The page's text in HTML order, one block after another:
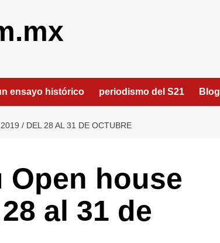
ensayo histórico periodismo del S21 Blog
/ DEL 28 AL 31 DE OCTUBRE
Open house
al 31 de